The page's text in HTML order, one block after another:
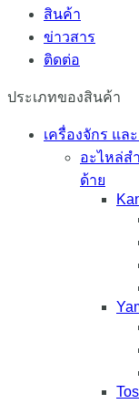
สินค้า
ข่าวสาร
ติดต่อ
ประเภทของสินค้า
เครื่องจักร แล
อะไหล่ส
ด้าย